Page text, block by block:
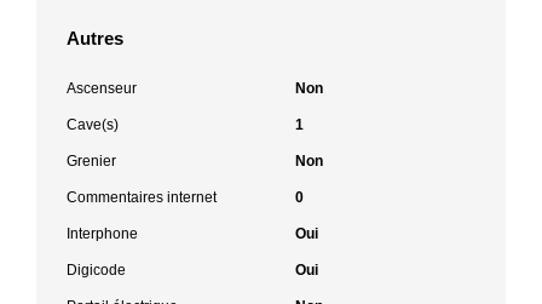
Autres
Ascenseur Non
Cave(s) 1
Grenier Non
Commentaires internet 0
Interphone Oui
Digicode Oui